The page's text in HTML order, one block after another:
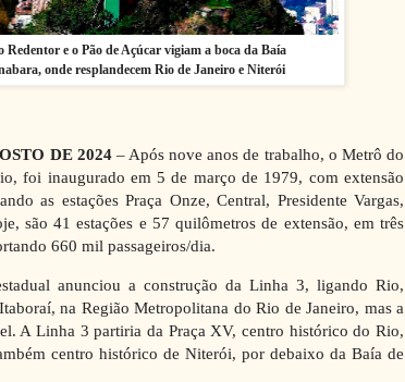
Redentor e o Pão de Açúcar vigiam a boca da Baía
onde resplandecem Rio de Janeiro e Niterói
DE 2024 – Após nove anos de trabalho, o Metrô do
foi inaugurado em 5 de março de 1979, com extensão
as estações Praça Onze, Central, Presidente Vargas,
são 41 estações e 57 quilômetros de extensão, em três
660 mil passageiros/dia.
anunciou a construção da Linha 3, ligando Rio,
na Região Metropolitana do Rio de Janeiro, mas a
A Linha 3 partiria da Praça XV, centro histórico do Rio,
centro histórico de Niterói, por debaixo da Baía de